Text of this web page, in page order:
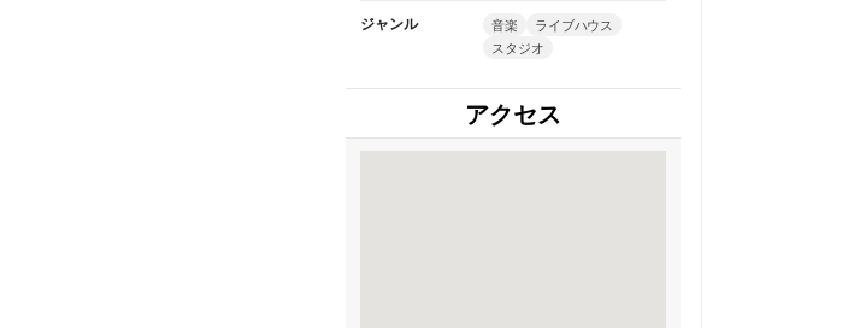
ジャンル 音楽
ライブハウス
スタジオ
アクセス